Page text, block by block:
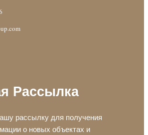
Рассылка
рассылку для получения
о новых объектах и